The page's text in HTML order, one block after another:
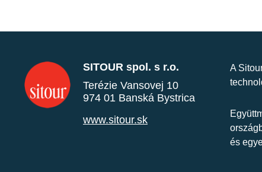
SITOUR spol. s r.o.
Terézie Vansovej 10
974 01 Banská Bystrica
www.sitour.sk
A
és